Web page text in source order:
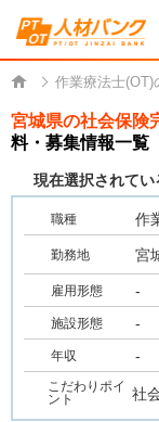
作業療法士(OT)
宮城県の社会保険
料・募集情報一覧
現在選択されてい
職種 作
勤務地 宮
雇用形態 -
施設形態 -
年収 -
こだわりポイ
ント
社